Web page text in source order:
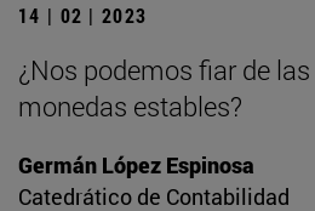
14 | 02 | 2023
¿Nos podemos fiar de
monedas estables?
Germán López Espinosa
Catedrático de Contabilidad